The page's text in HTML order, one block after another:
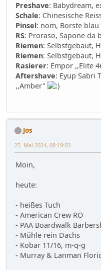
Preshave: Babydream,
Schale: Chinesische
Pinsel: nom, Borste blau
RS: Proraso, Sapone da
Riemen: Selbstgebaut,
Riemen: Selbstgebaut,
Rasierer: Empor ,,Elite
Aftershave: Eyüp Sabri
,,Amber"
Jos
25. Mai 2024, 08:19:03
Moin,
heute:
- heißes Tuch
- American Crew RÖ
- PAA Boardwalk
- Mühle rein Dachs
- Kobar 11/16, m-q-g
- Murray & Lanman